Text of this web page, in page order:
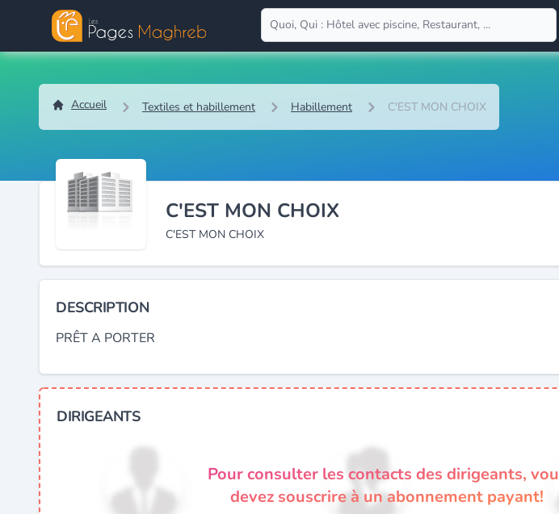
Accueil Textiles et habillement Habillement C'EST MON CHOIX
C'EST MON CHOIX
C'EST MON CHOIX
DESCRIPTION
PRÊT A PORTER
DIRIGEANTS
Pour consulter les contacts des dirigeants,
devez souscrire à un abonnement payant!